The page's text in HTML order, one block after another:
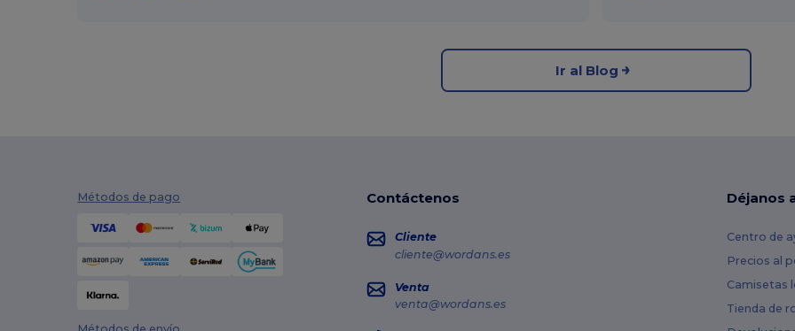
Ir al Blog
Métodos de pago
Métodos de envío
Contáctenos
Cliente
cliente@wordans.es
Venta
venta@wordans.es
Déjanos
Centro de
Precios al
Camisetas
Tienda de